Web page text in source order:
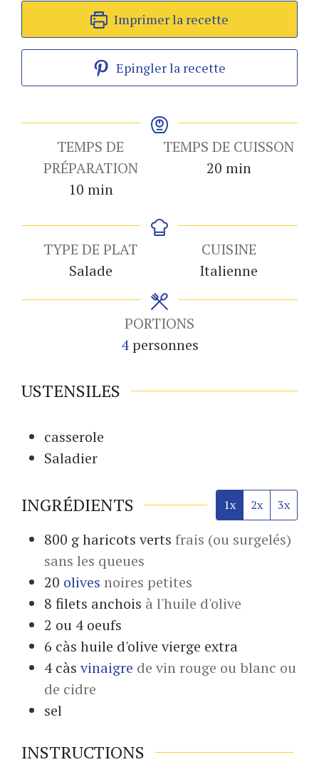
Imprimer la recette
Epingler la recette
TEMPS DE
PRÉPARATION
10minutes
min
TEMPS DE CUISSON
20minutes
min
TYPE DE PLAT
Salade
CUISINE
Italienne
PORTIONS
4 personnes
USTENSILES
casserole
Saladier
INGRÉDIENTS 1x 2x 3x
800 gharicots verts frais (ou surgelés)
sans les queues
20 olives noires petites
8 filets anchois à l'huile d'olive
2 ou 4 oeufs
6 càs huile d'olive vierge extra
4 càs vinaigre de vin rouge ou blanc ou
de cidre
sel
INSTRUCTIONS